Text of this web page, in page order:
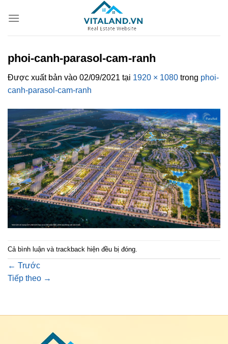
qua
phoi-canh-parasol-cam-ranh
Được xuất bản vào 02/09/2021 tại 1920 × 1080 trong phoi-
canh-parasol-cam-ranh
Cả bình luận và trackback hiện đều bị đóng.
← Trước
Tiếp theo →